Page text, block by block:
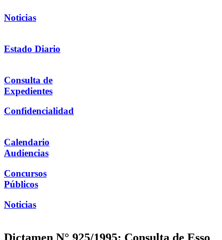
Noticias
Estado Diario
Consulta de
Expedientes
Confidencialidad
Calendario
Audiencias
Concursos
Públicos
Noticias
Dictamen N° 925/1995: Consulta de Esso